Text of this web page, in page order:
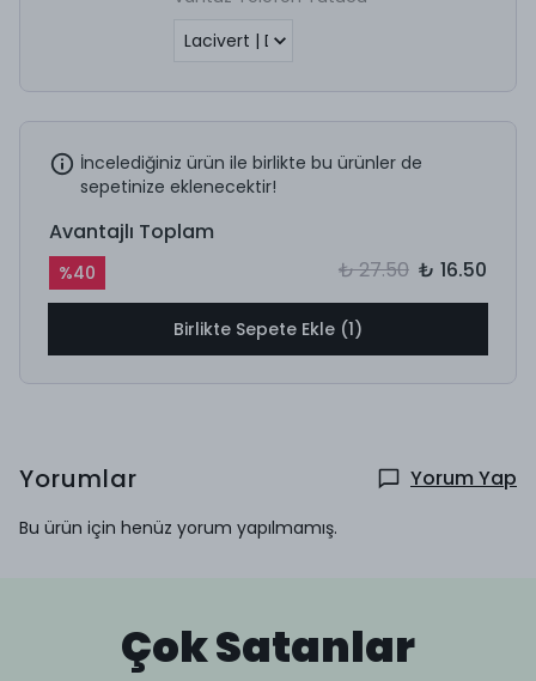
İncelediğiniz ürün ile birlikte bu ürünler de
sepetinize eklenecektir!
Avantajlı Toplam
%40 ₺ 27.50 ₺ 16.50
Birlikte Sepete Ekle (1)
Yorumlar Yorum Yap
Bu ürün için henüz yorum yapılmamış.
Çok Satanlar